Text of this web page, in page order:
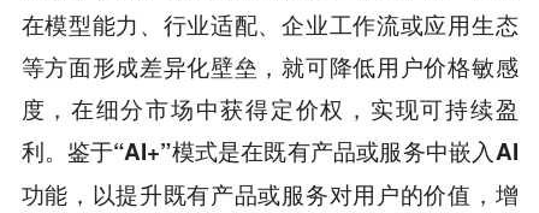
在模型能力、行业适配、企业工作流或应用生态
等方面形成差异化壁垒，就可降低用户价格敏感
度，在细分市场中获得定价权，实现可持续盈
利。 鉴于“AI+”模式是在既有产品或服务中嵌入AI
功能，以提升既有产品或服务对用户的价值，增